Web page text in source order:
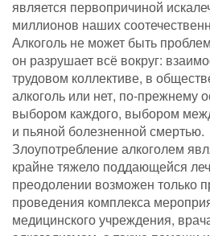
является первопричиной
миллионов наших
Алкоголь не может быть
он разрушает всё вокруг:
трудовом коллективе, в
алкоголь или нет, по-прежнему
выбором каждого, выбором
и пьяной болезненной смертью.
Злоупотребление алкоголем
крайне тяжело поддающейся
преодолении возможен только
проведения комплекса
медицинского учреждения,